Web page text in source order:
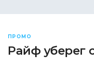
ПРОМО
Райф уберег